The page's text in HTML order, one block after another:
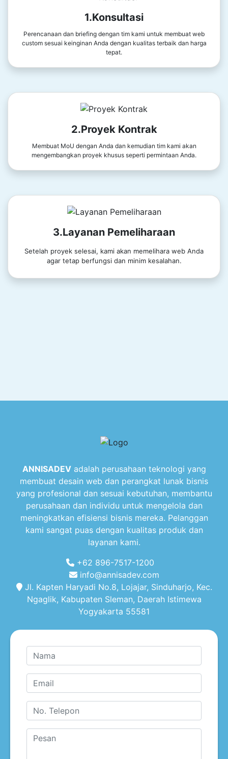
1.Konsultasi
Perencanaan dan briefing dengan tim kami untuk membuat web
custom sesuai keinginan Anda dengan kualitas terbaik dan harga
tepat.
2.Proyek Kontrak
Membuat MoU dengan Anda dan kemudian tim kami akan
mengembangkan proyek khusus seperti permintaan Anda.
3.Layanan Pemeliharaan
Setelah proyek selesai, kami akan memelihara web Anda
agar tetap berfungsi dan minim kesalahan.
ANNISADEVadalah perusahaan teknologi yang
membuat desain web dan perangkat lunak bisnis
yang profesional dan sesuai kebutuhan, membantu
perusahaan dan individu untuk mengelola dan
meningkatkan efisiensi bisnis mereka. Pelanggan
kami sangat puas dengan kualitas produk dan
layanan kami.
+62 896-7517-1200
info@annisadev.com
Jl. Kapten Haryadi No.8, Lojajar, Sinduharjo, Kec.
Ngaglik, Kabupaten Sleman, Daerah Istimewa
Yogyakarta 55581